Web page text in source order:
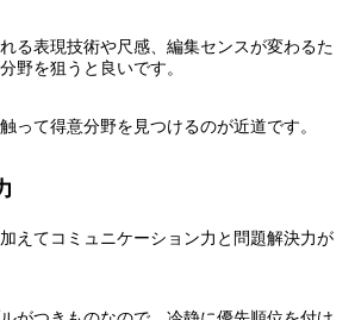
る表現技術や尺感、編集センスが変わるた
野を狙うと良いです。
って得意分野を見つけるのが近道です。
えてコミュニケーション力と問題解決力が